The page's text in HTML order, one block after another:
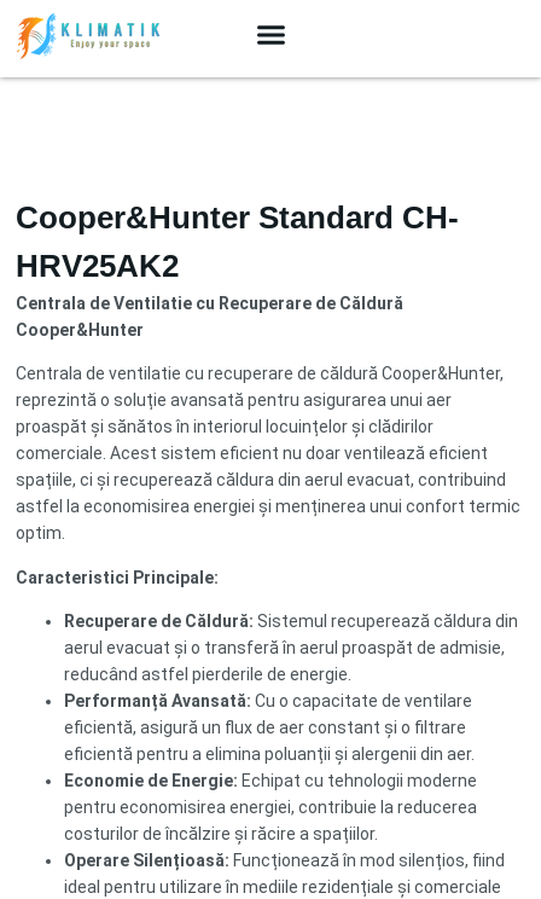
Cooper&Hunter Standard CH-
HRV25AK2
Centrala de Ventilatie cu Recuperare de Căldură
Cooper&Hunter
Centrala de ventilatie cu recuperare de căldură Cooper&Hunter,
reprezintă o soluție avansată pentru asigurarea unui aer
proaspăt și sănătos în interiorul locuințelor și clădirilor
comerciale. Acest sistem eficient nu doar ventilează eficient
spațiile, ci și recuperează căldura din aerul evacuat, contribuind
astfel la economisirea energiei și menținerea unui confort termic
optim.
Caracteristici Principale:
Recuperare de Căldură: Sistemul recuperează căldura din
aerul evacuat și o transferă în aerul proaspăt de admisie,
reducând astfel pierderile de energie.
Performanță Avansată: Cu o capacitate de ventilare
eficientă, asigură un flux de aer constant și o filtrare
eficientă pentru a elimina poluanții și alergenii din aer.
Economie de Energie: Echipat cu tehnologii moderne
pentru economisirea energiei, contribuie la reducerea
costurilor de încălzire și răcire a spațiilor.
Operare Silențioasă: Funcționează în mod silențios, fiind
ideal pentru utilizare în mediile rezidențiale și comerciale